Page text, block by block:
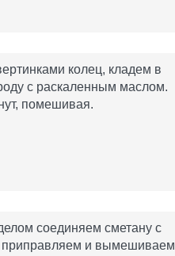
колец, кладем в
с раскаленным маслом.
помешивая.
соединяем сметану с
приправляем и вымешиваем